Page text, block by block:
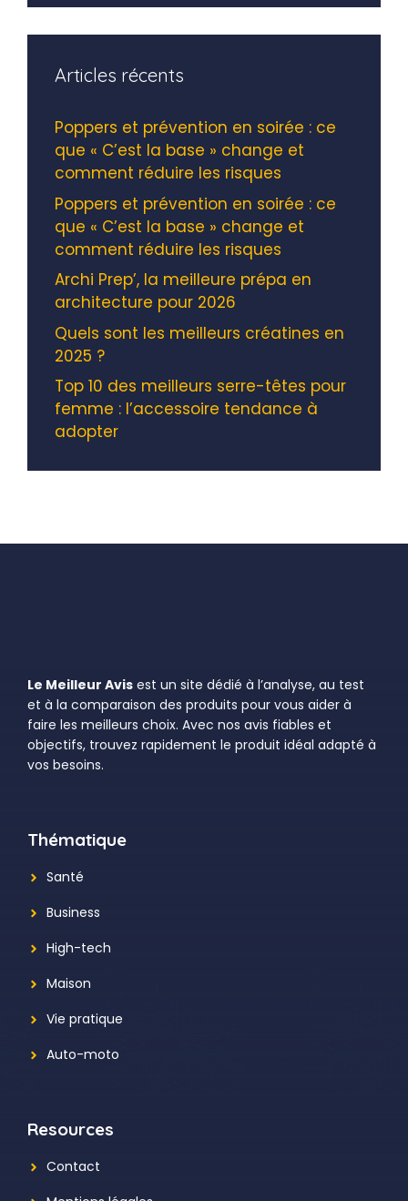
Articles récents
Poppers et prévention en soirée : ce
que « C’est la base » change et
comment réduire les risques
Poppers et prévention en soirée : ce
que « C’est la base » change et
comment réduire les risques
Archi Prep’, la meilleure prépa en
architecture pour 2026
Quels sont les meilleurs créatines en
2025 ?
Top 10 des meilleurs serre-têtes pour
femme : l’accessoire tendance à
adopter
Le Meilleur Avis est un site dédié à l’analyse, au test
et à la comparaison des produits pour vous aider à
faire les meilleurs choix. Avec nos avis fiables et
objectifs, trouvez rapidement le produit idéal adapté à
vos besoins.
Thématique
Santé
Business
High-tech
Maison
Vie pratique
Auto-moto
Resources
Contact